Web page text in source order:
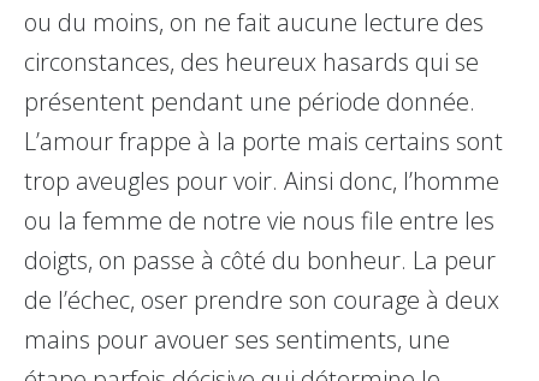
ou du moins, on ne fait aucune lecture des
circonstances, des heureux hasards qui se
présentent pendant une période donnée.
L’amour frappe à la porte mais certains sont
trop aveugles pour voir. Ainsi donc, l’homme
ou la femme de notre vie nous file entre les
doigts, on passe à côté du bonheur. La peur
de l’échec, oser prendre son courage à deux
mains pour avouer ses sentiments, une